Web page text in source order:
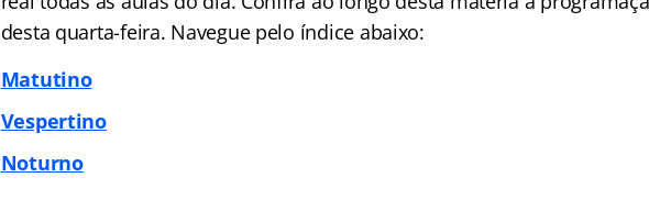
desta quarta-feira. Navegue pelo índice abaixo:
Matutino
Vespertino
Noturno